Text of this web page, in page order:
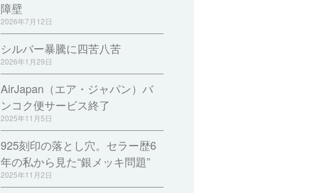
障壁
2026年7月12日
シルバー暴騰に四苦八苦
2026年1月29日
AirJapan（エア・ジャパン）バ
ンコク便サービス終了
2025年11月5日
925刻印の落とし穴。セラー歴6
年の私から見た“銀メッキ問題”
2025年11月2日